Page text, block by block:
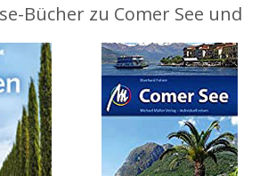
Bücher zu Comer See und